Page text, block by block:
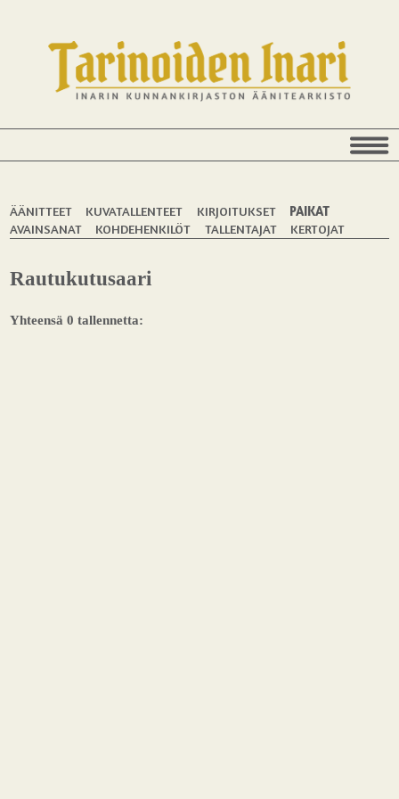
ÄÄNITTEET KUVATALLENTEET KIRJOITUKSET
PAIKAT
AVAINSANAT
KOHDEHENKILÖT TALLENTAJAT KERTOJAT
Rautukutusaari
Yhteensä 0 tallennetta: